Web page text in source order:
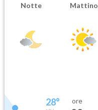
Notte Mattino
28° ore